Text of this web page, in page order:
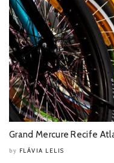
Grand Mercure Recife
by FLÁVIA LELIS